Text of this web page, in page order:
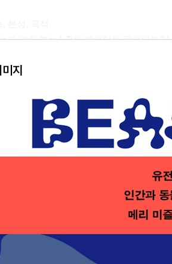
과 열린 본능 | 종의 본성이란 무엇일까?
에서 기예와 과학
자 없는 지휘
라는 것 | 유전자 떠받들기 | 장기적 시각
를 진지하게 받아들이기
다양한 관념 | 이기주의의 용도와 오용
지